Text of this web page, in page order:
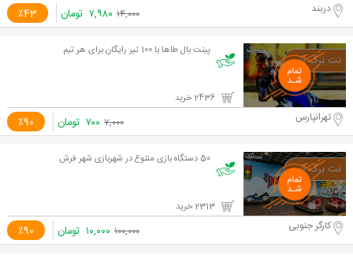
٪43 دربند ۱۴,۰۰۰ ۷,۹۸۰ تومان
پینت بال طاها با 100 تیر رایگان برای هر تیم
٪90 تهرانپارس ۷,۰۰۰ ۷۰۰ تومان
50 دستگاه بازی متنوع در شهربازی شهر فرش
٪90 کارگر جنوبی ۱۰۰,۰۰۰ ۱۰,۰۰۰ تومان